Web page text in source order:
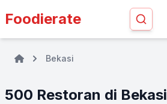
Foodierate
Bekasi
500 Restoran di Bekasi